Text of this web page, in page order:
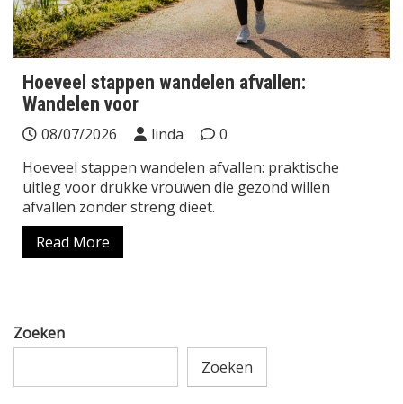
Hoeveel stappen wandelen afvallen:
Wandelen voor
08/07/2026 linda
0
Hoeveel stappen wandelen afvallen: praktische
uitleg voor drukke vrouwen die gezond willen
afvallen zonder streng dieet.
Read More
Zoeken
Zoeken